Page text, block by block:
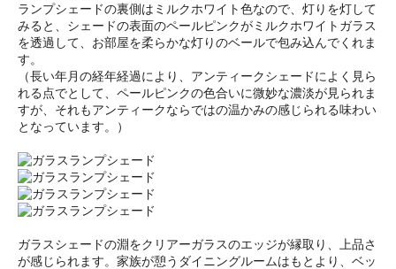
ランプシェードの裏側はミルクホワイト色なので、灯りを灯して
みると、シェードの表面のペールピンクがミルクホワイトガラス
を透過して、お部屋を柔らかな灯りのベールで包み込んでくれま
す。
（長い年月の経年経過により、アンティークシェードによく見ら
れる点でとして、ペールピンクの色合いに微妙な濃淡が見られま
すが、それもアンティークならではの温かみの感じられる味わい
となっています。）
ガラスシェードの淵をクリアーガラスのエッジが縁取り、上品さ
が感じられます。家族が憩うダイニングルームはもとより、ベッ